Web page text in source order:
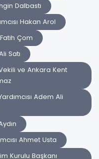
Dalbastı
Hakan Arol
Çom
Satı
ve Ankara Kent
Adem Ali
Ahmet Usta
Kurulu Başkanı